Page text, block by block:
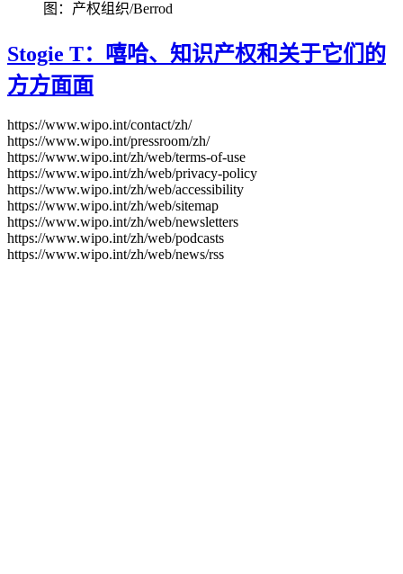
图：产权组织/Berrod
Stogie T：嘻哈、知识产权和关于它们的
方方面面
https://www.wipo.int/contact/zh/
https://www.wipo.int/pressroom/zh/
https://www.wipo.int/zh/web/terms-of-use
https://www.wipo.int/zh/web/privacy-policy
https://www.wipo.int/zh/web/accessibility
https://www.wipo.int/zh/web/sitemap
https://www.wipo.int/zh/web/newsletters
https://www.wipo.int/zh/web/podcasts
https://www.wipo.int/zh/web/news/rss